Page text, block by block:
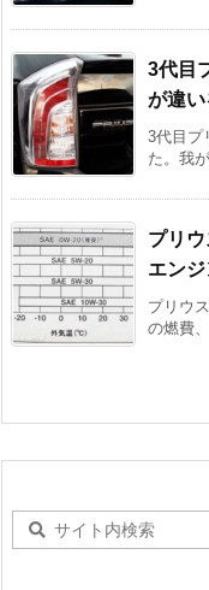
3代目
が違
3代目プ
た。我
プリ
エン
プリウ
の燃費